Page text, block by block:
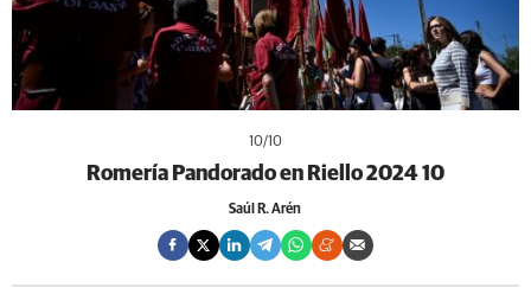
10/10
Romería Pandorado en Riello 2024 10
Saúl R. Arén